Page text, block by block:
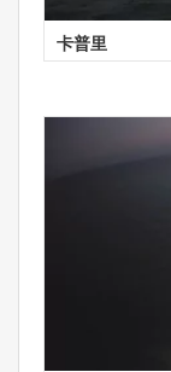
卡普里